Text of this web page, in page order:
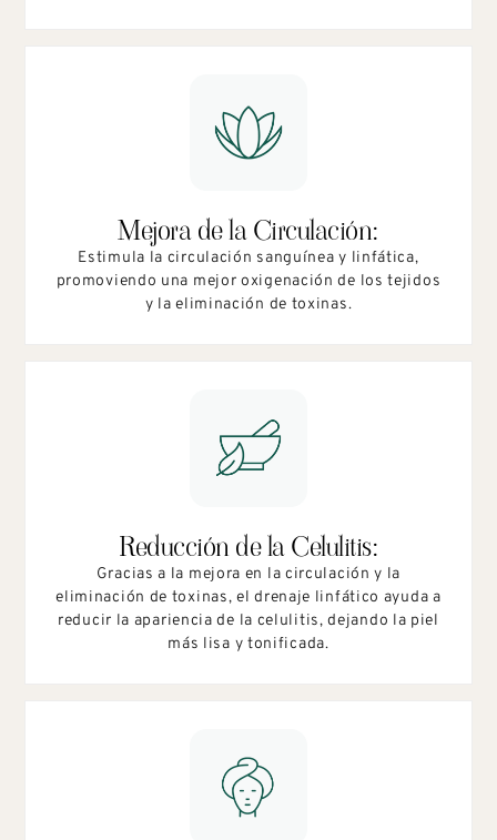
Mejora de la Circulación:
Estimula la circulación sanguínea y linfática,
promoviendo una mejor oxigenación de los tejidos
y la eliminación de toxinas.
Reducción de la Celulitis:
Gracias a la mejora en la circulación y la
eliminación de toxinas, el drenaje linfático ayuda a
reducir la apariencia de la celulitis, dejando la piel
más lisa y tonificada.